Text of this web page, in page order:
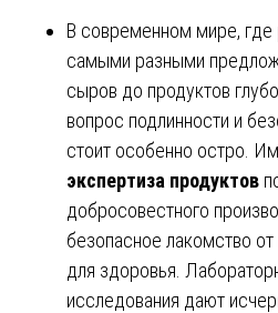
В современном мире, где
самыми разными
сыров до продуктов
вопрос подлинности и
стоит особенно остро.
экспертиза продуктов
добросовестного
безопасное лакомство
для здоровья.
исследования дают